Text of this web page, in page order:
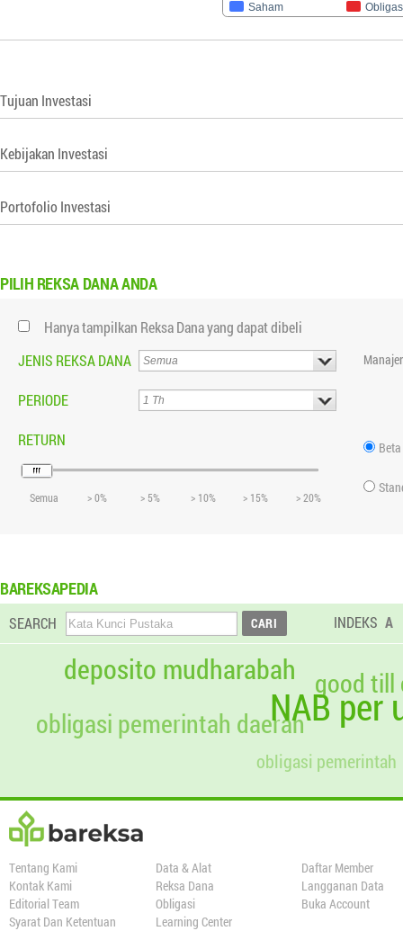
Saham
Tujuan Investasi
Kebijakan Investasi
Portofolio Investasi
PILIH REKSA DANA ANDA
Hanya tampilkan Reksa Dana yang dapat dibeli
JENIS REKSA DANA
PERIODE
RETURN
Semua > 0% > 5% > 10% > 15% > 20%
Beta
BAREKSAPEDIA
SEARCH INDEKS A
NAB per
deposito mudharabah
obligasi pemerintah
obligasi pemerintah daerah
good till
Tentang Kami
Kontak Kami
Editorial Team
Syarat Dan Ketentuan
Data & Alat
Reksa Dana
Obligasi
Learning Center
Daftar Member
Langganan Data
Buka Account